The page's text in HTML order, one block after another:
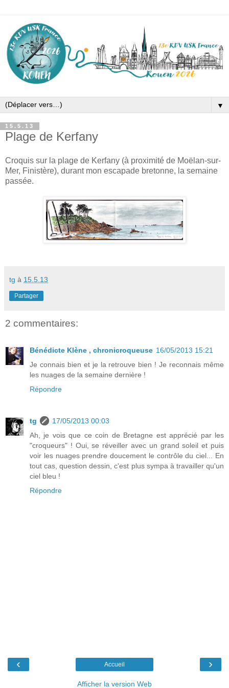
▼
15.5.13
Plage de Kerfany
Croquis sur la plage de Kerfany (à proximité de Moëlan-sur-
Mer, Finistère), durant mon escapade bretonne, la semaine
passée.
tg à 15.5.13
Partager
2 commentaires:
Bénédicte Klène , chronicroqueuse 16/05/2013 15:21
Je connais bien et je la retrouve bien ! Je reconnais même
les nuages de la semaine dernière !
Répondre
tg
17/05/2013 00:03
Ah, je vois que ce coin de Bretagne est apprécié par les
"croqueurs" ! Oui, se réveiller avec un grand soleil et puis
voir les nuages prendre doucement le contrôle du ciel... En
tout cas, question dessin, c'est plus sympa à travailler qu'un
ciel bleu !
Répondre
‹ ›
Accueil
Afficher la version Web